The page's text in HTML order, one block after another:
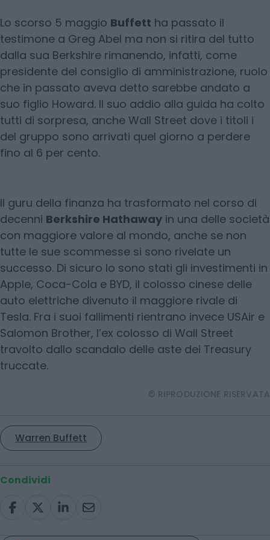
Lo scorso 5 maggio Buffett ha passato il
testimone a Greg Abel ma non si ritira del tutto
dalla sua Berkshire rimanendo, infatti, come
presidente del consiglio di amministrazione, ruolo
che in passato aveva detto sarebbe andato a
suo figlio Howard. Il suo addio alla guida ha colto
tutti di sorpresa, anche Wall Street dove i titoli i
del gruppo sono arrivati quel giorno a perdere
fino al 6 per cento.
Il guru della finanza ha trasformato nel corso di
decenni Berkshire Hathaway in una delle società
con maggiore valore al mondo, anche se non
tutte le sue scommesse si sono rivelate un
successo. Di sicuro lo sono stati gli investimenti in
Apple, Coca-Cola e BYD, il colosso cinese delle
auto elettriche divenuto il maggiore rivale di
Tesla. Fra i suoi fallimenti rientrano invece USAir e
Salomon Brother, l’ex colosso di Wall Street
travolto dallo scandalo delle aste dei Treasury
truccate.
© RIPRODUZIONE RISERVATA
Warren Buffett
Condividi